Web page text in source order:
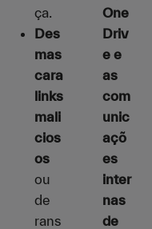
ça.
Des
mas
cara
links
mali
cios
os
ou
de
rans
One
Driv
e e
as
com
unic
açõ
es
inter
nas
de